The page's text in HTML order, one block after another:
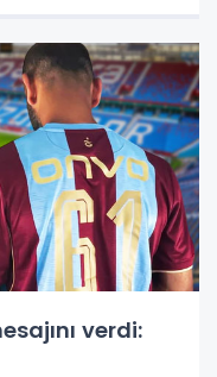
verdi: